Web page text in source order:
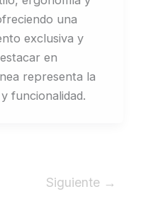
una
exclusiva y
en
representa la
funcionalidad.
Siguiente →